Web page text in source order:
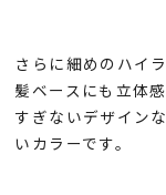
さらに細めのハイ
髪ベースにも立体
すぎないデザイン
いカラーです。